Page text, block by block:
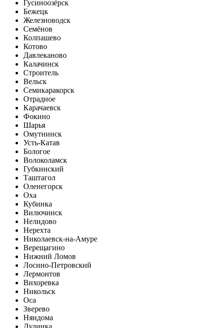
Гусиноозёрск
Бежецк
Железноводск
Семёнов
Колпашево
Котово
Давлеканово
Калачинск
Строитель
Вельск
Семикаракорск
Отрадное
Карачаевск
Фокино
Шарья
Омутнинск
Усть-Катав
Бологое
Волоколамск
Губкинский
Таштагол
Оленегорск
Оха
Кубинка
Вилючинск
Нелидово
Нерехта
Николаевск-на-Амуре
Верещагино
Нижний Ломов
Лосино-Петровский
Лермонтов
Вихоревка
Никольск
Оса
Зверево
Няндома